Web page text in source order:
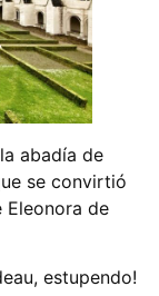
abadía de
se convirtió
Eleonora de
estupendo!